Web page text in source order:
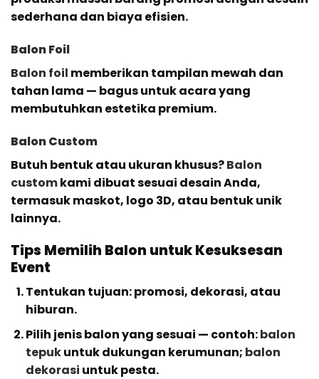
sederhana dan biaya efisien.
Balon Foil
Balon foil memberikan tampilan mewah dan
tahan lama — bagus untuk acara yang
membutuhkan estetika premium.
Balon Custom
Butuh bentuk atau ukuran khusus?Balon
customkami dibuat sesuai desain Anda,
termasuk maskot, logo 3D, atau bentuk unik
lainnya.
Tips Memilih Balon untuk Kesuksesan
Event
Tentukan tujuan: promosi, dekorasi, atau
hiburan.
Pilih jenis balon yang sesuai — contoh:balon
tepukuntuk dukungan kerumunan; balon
dekorasi untuk pesta.